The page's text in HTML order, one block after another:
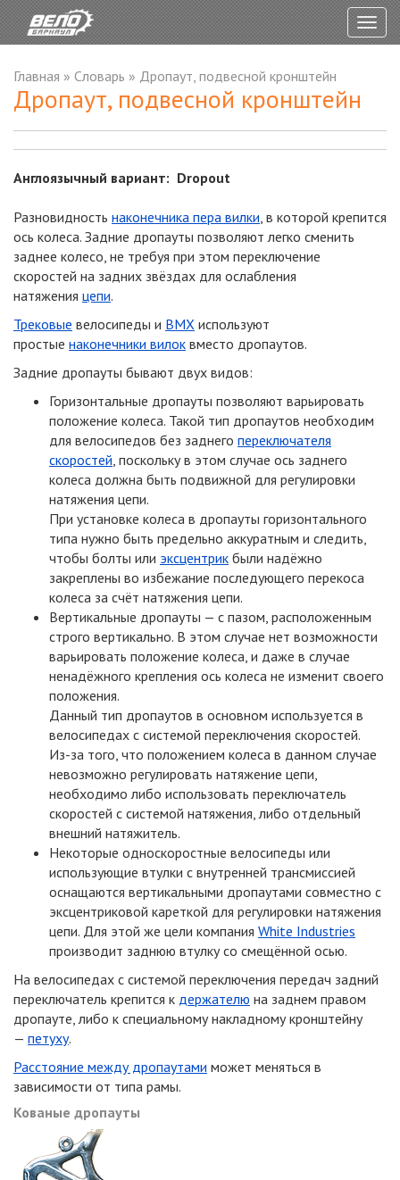
Главная » Словарь » Дропаут, подвесной кронштейн
Дропаут, подвесной кронштейн
Англоязычный вариант: Dropout
Разновидность наконечника пера вилки, в которой крепится
ось колеса. Задние дропауты позволяют легко сменить
заднее колесо, не требуя при этом переключение
скоростей на задних звёздах для ослабления
натяжения цепи.
Трековые велосипеды и BMX используют
простые наконечники вилок вместо дропаутов.
Задние дропауты бывают двух видов:
Горизонтальные дропауты позволяют варьировать
положение колеса. Такой тип дропаутов необходим
для велосипедов без заднего переключателя
скоростей, поскольку в этом случае ось заднего
колеса должна быть подвижной для регулировки
натяжения цепи.
При установке колеса в дропауты горизонтального
типа нужно быть предельно аккуратным и следить,
чтобы болты или эксцентрик были надёжно
закреплены во избежание последующего перекоса
колеса за счёт натяжения цепи.
Вертикальные дропауты — с пазом, расположенным
строго вертикально. В этом случае нет возможности
варьировать положение колеса, и даже в случае
ненадёжного крепления ось колеса не изменит своего
положения.
Данный тип дропаутов в основном используется в
велосипедах с системой переключения скоростей.
Из-за того, что положением колеса в данном случае
невозможно регулировать натяжение цепи,
необходимо либо использовать переключатель
скоростей с системой натяжения, либо отдельный
внешний натяжитель.
Некоторые односкоростные велосипеды или
использующие втулки с внутренней трансмиссией
оснащаются вертикальными дропаутами совместно с
эксцентриковой кареткой для регулировки натяжения
цепи. Для этой же цели компания White Industries
производит заднюю втулку со смещённой осью.
На велосипедах с системой переключения передач задний
переключатель крепится к держателю на заднем правом
дропауте, либо к специальному накладному кронштейну
— петуху.
Расстояние между дропаутами может меняться в
зависимости от типа рамы.
Кованые дропауты